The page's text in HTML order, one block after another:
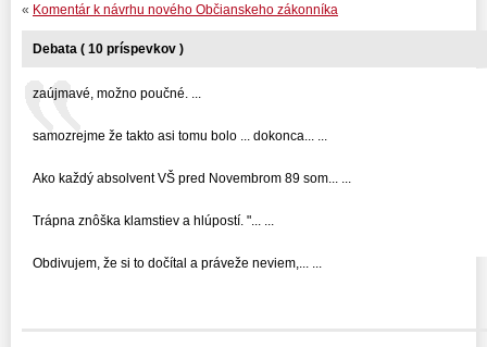
« Komentár k návrhu nového Občianskeho zákonníka
Debata ( 10 príspevkov )
zaújmavé, možno poučné. ...
samozrejme že takto asi tomu bolo ... dokonca... ...
Ako každý absolvent VŠ pred Novembrom 89 som... ...
Trápna znôška klamstiev a hlúpostí. "... ...
Obdivujem, že si to dočítal a práveže neviem,... ...